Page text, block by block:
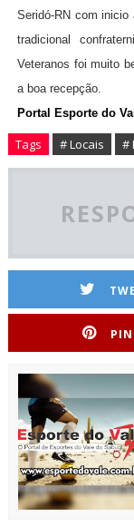
Seridó-RN com
tradicional
Veteranos foi muito
a boa recepção.
Portal Esporte do
Tags # Locais #